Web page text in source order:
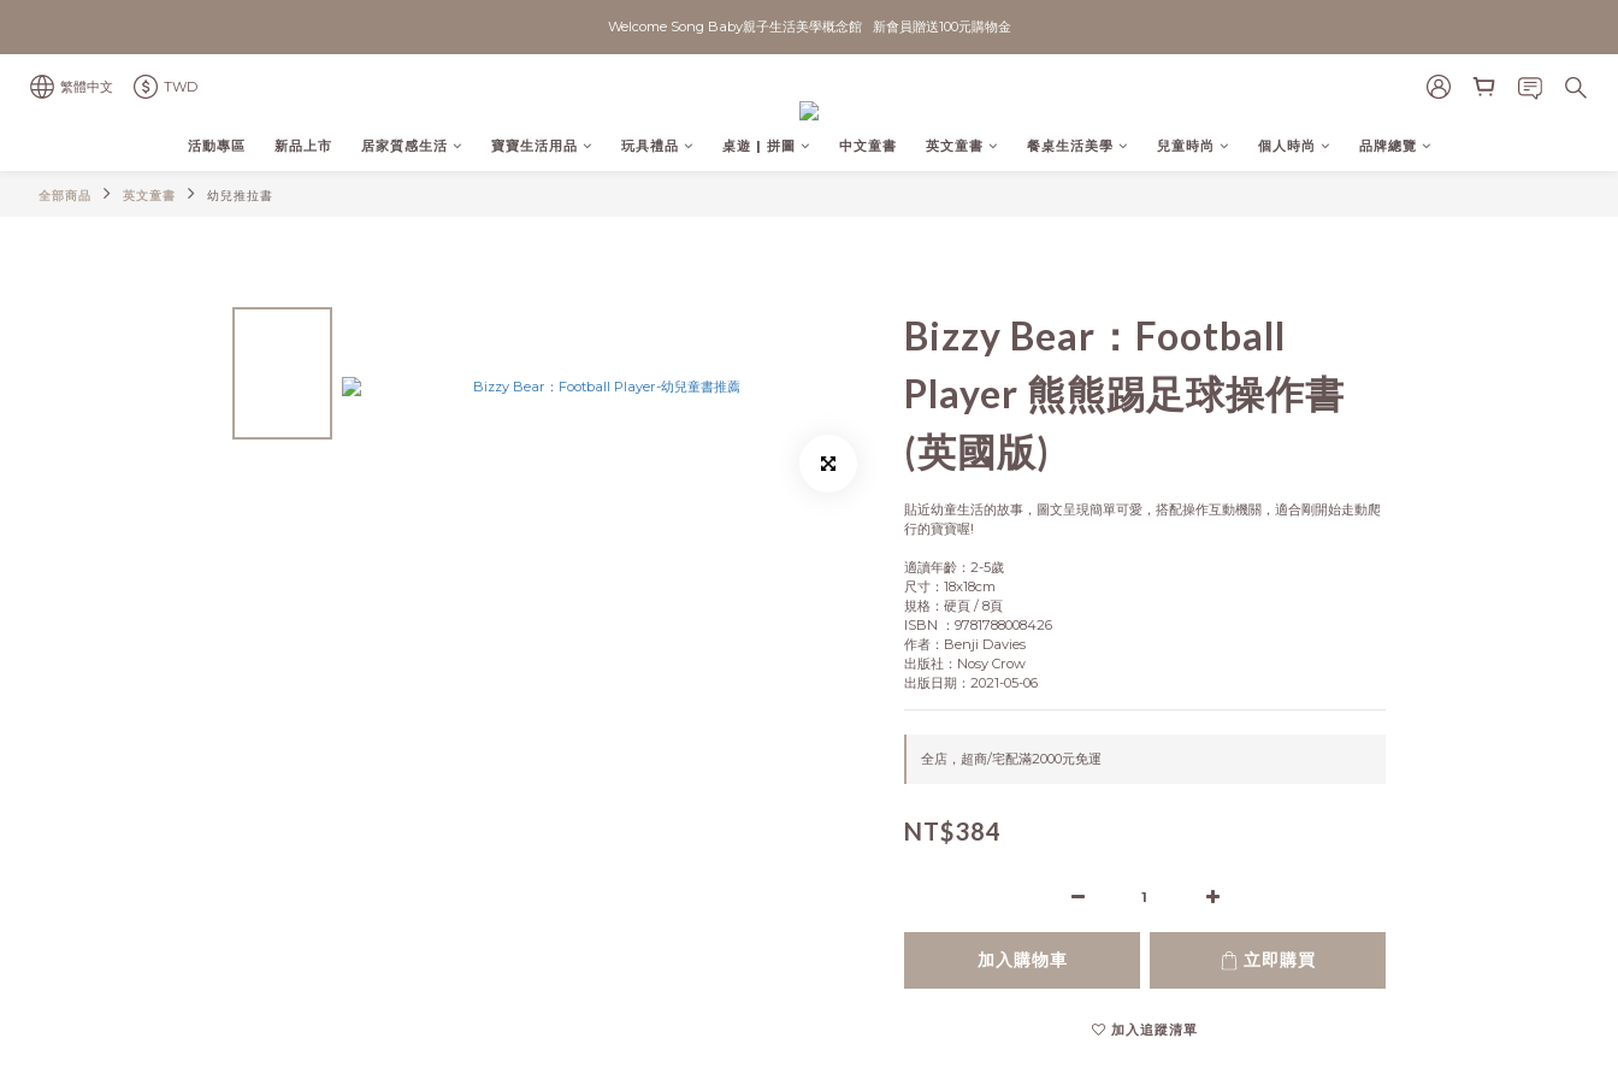
Welcome Song Baby親子生活美學概念館   新會員贈送100元購物金
繁體中文 TWD
活動專區 新品上市 居家質感生活 寶寶生活用品 玩具禮品 桌遊 | 拼圖 中文童書 英文童書 餐桌生活美學 兒童時尚 個人時尚 品牌總覽
全部商品 英文童書 幼兒推拉書
Bizzy Bear：Football
Player 熊熊踢足球操作書
(英國版)
貼近幼童生活的故事，圖文呈現簡單可愛，搭配操作互動機關，適合剛開始走動爬
行的寶寶喔!
適讀年齡：2-5歲
尺寸：18x18cm
規格：硬頁 / 8頁
ISBN ：9781788008426
作者：Benji Davies
出版社：Nosy Crow
出版日期：2021-05-06
全店，超商/宅配滿2000元免運
NT$384
加入購物車 立即購買
加入追蹤清單